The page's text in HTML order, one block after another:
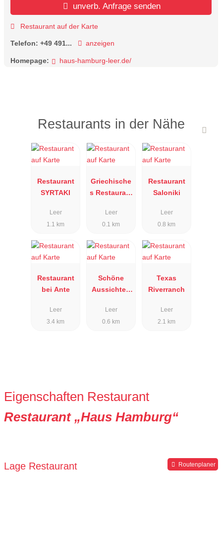
unverb. Anfrage senden
Restaurant auf der Karte
Telefon: +49 491... anzeigen
Homepage: haus-hamburg-leer.de/
Restaurants in der Nähe
Restaurant
SYRTAKI
Leer
1.1 km
Griechische
s Restaurant
Leer
0.1 km
Restaurant
Saloniki
Leer
0.8 km
Restaurant
bei Ante
Leer
3.4 km
Schöne
Aussichten
Leer
0.6 km
Texas
Riverranch
Leer
2.1 km
Eigenschaften Restaurant
Restaurant „Haus Hamburg“
Lage Restaurant Routenplaner